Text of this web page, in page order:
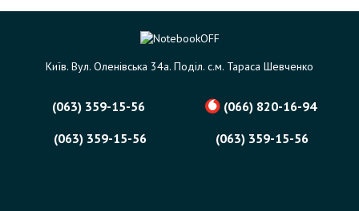
Київ. Вул. Оленівська 34а. Поділ. с.м. Тараса Шевченко
(063) 359-15-56
(066) 820-16-94
(063) 359-15-56
(063) 359-15-56